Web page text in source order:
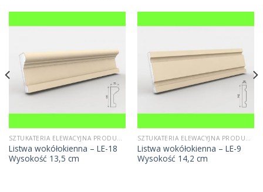
SZTUKATERIA ELEWACYJNA PRODUCENT
Listwa wokółokienna – LE-18
Wysokość 13,5 cm
SZTUKATERIA ELEWACYJNA PRODUCENT
Listwa wokółokienna – LE-9
Wysokość 14,2 cm